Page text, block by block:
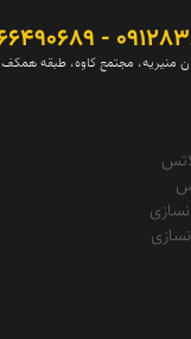
منیریه، مجتمع کاوه، طبقه همکف،